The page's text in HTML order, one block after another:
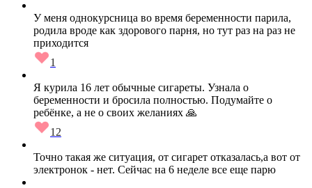
У меня однокурсница во время беременности парила,
родила вроде как здорового парня, но тут раз на раз не
приходится
1
Я курила 16 лет обычные сигареты. Узнала о
беременности и бросила полностью. Подумайте о
ребёнке, а не о своих желаниях 🙏
12
Точно такая же ситуация, от сигарет отказалась,а вот от
электронок - нет. Сейчас на 6 неделе все еще парю